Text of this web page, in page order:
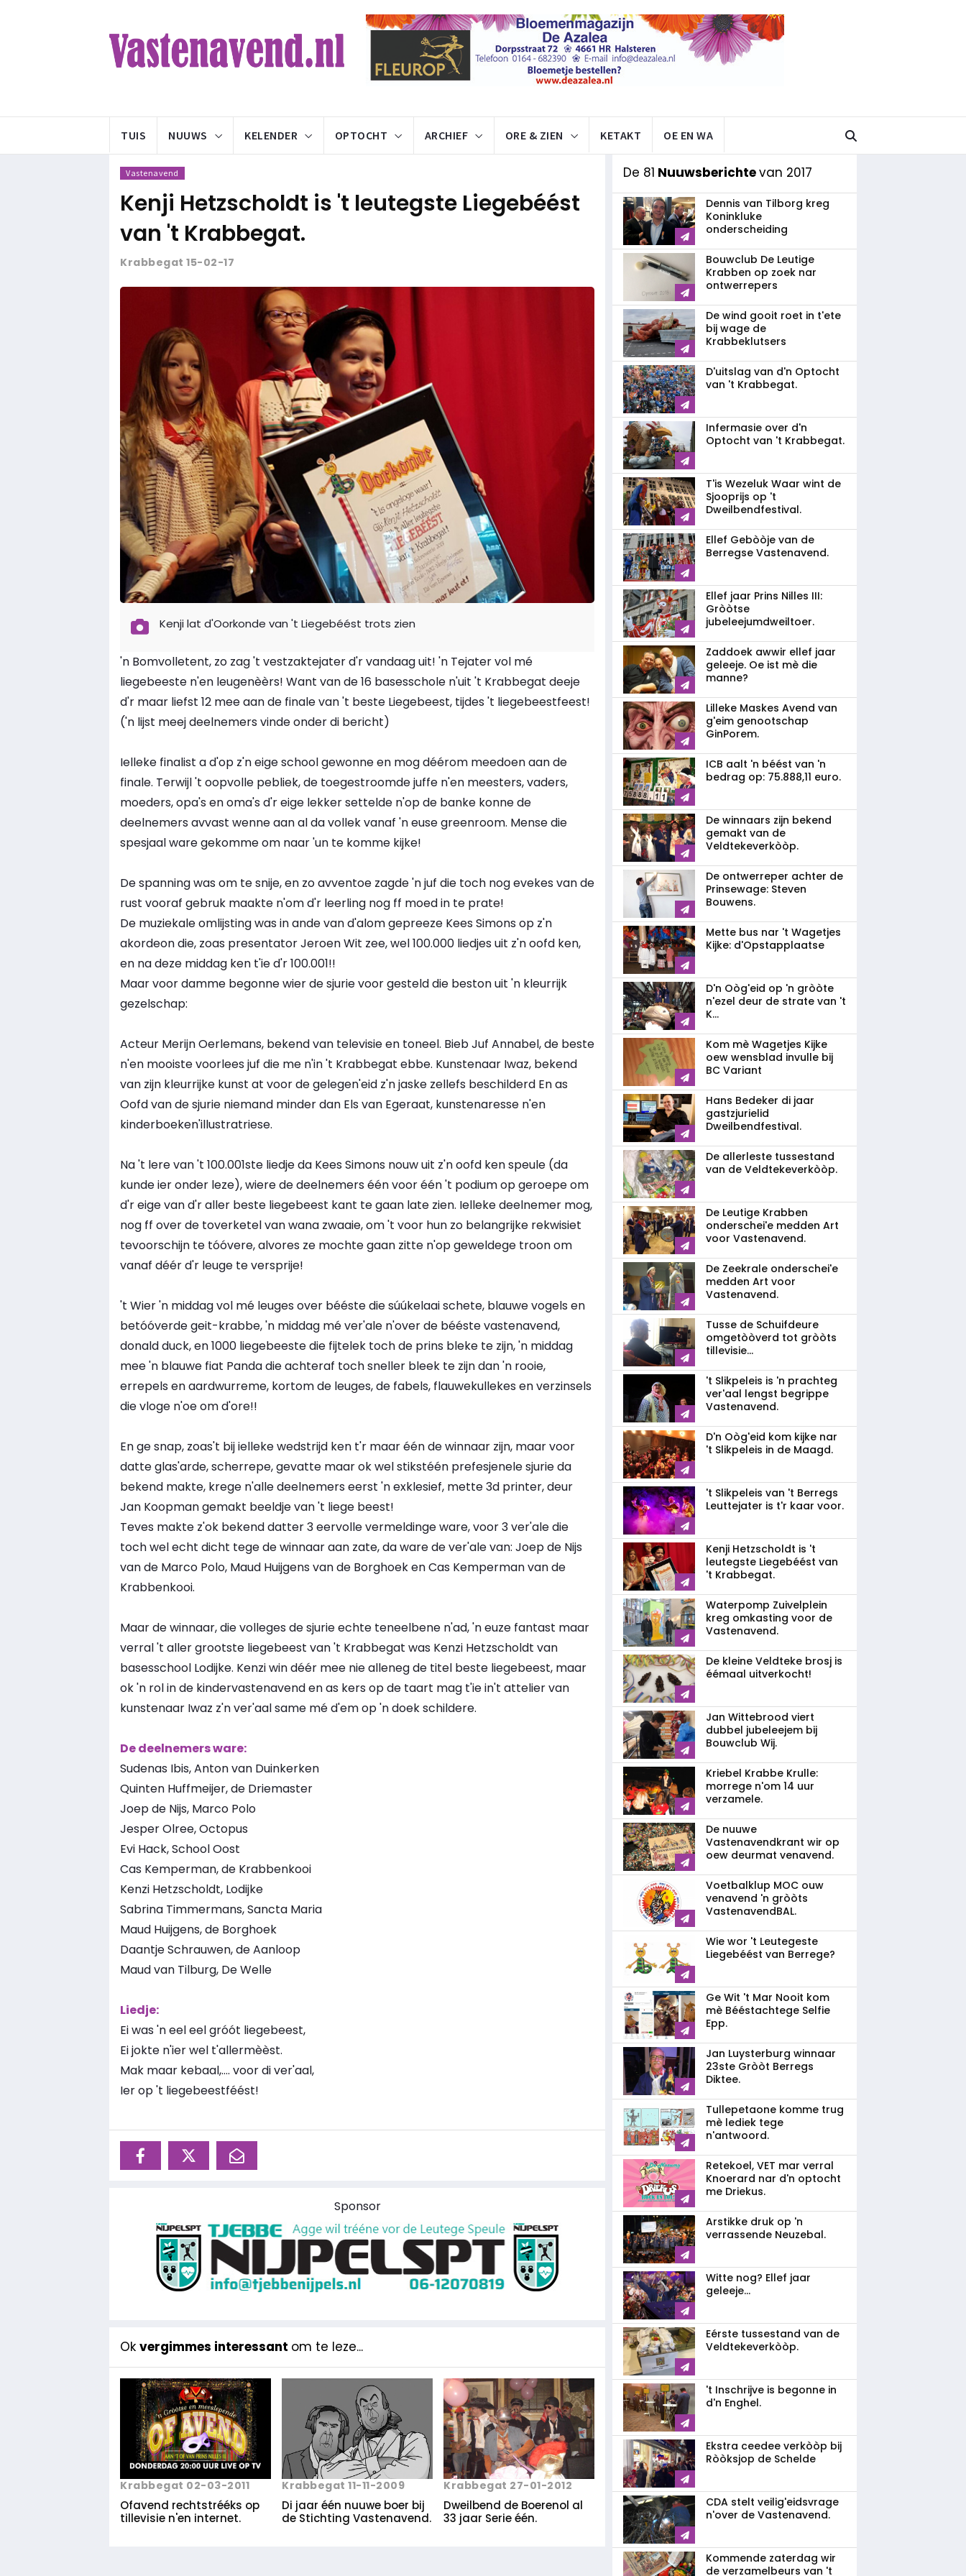
TUIS NUUWS KELENDER OPTOCHT ARCHIEF ORE & ZIEN KETAKT OE EN WA
Vastenavend
Kenji Hetzscholdt is 't leutegste Liegebéést
van 't Krabbegat.
Krabbegat 15-02-17
Kenji lat d'Oorkonde van 't Liegebéést trots zien
'n Bomvolletent, zo zag 't vestzaktejater d'r vandaag uit! 'n Tejater vol mé
liegebeeste n'en leugenèèrs! Want van de 16 basesschole n'uit 't Krabbegat deeje
d'r maar liefst 12 mee aan de finale van 't beste Liegebeest, tijdes 't liegebeestfeest!
('n lijst meej deelnemers vinde onder di bericht)
Ielleke finalist a d'op z'n eige school gewonne en mog déérom meedoen aan de
finale. Terwijl 't oopvolle pebliek, de toegestroomde juffe n'en meesters, vaders,
moeders, opa's en oma's d'r eige lekker settelde n'op de banke konne de
deelnemers avvast wenne aan al da vollek vanaf 'n euse greenroom. Mense die
spesjaal ware gekomme om naar 'un te komme kijke!
De spanning was om te snije, en zo avventoe zagde 'n juf die toch nog evekes van de
rust vooraf gebruk maakte n'om d'r leerling nog ff moed in te prate!
De muziekale omlijsting was in ande van d'alom gepreeze Kees Simons op z'n
akordeon die, zoas presentator Jeroen Wit zee, wel 100.000 liedjes uit z'n oofd ken,
en na deze middag ken t'ie d'r 100.001!!
Maar voor damme begonne wier de sjurie voor gesteld die beston uit 'n kleurrijk
gezelschap:
Acteur Merijn Oerlemans, bekend van televisie en toneel. Bieb Juf Annabel, de beste
n'en mooiste voorlees juf die me n'in 't Krabbegat ebbe. Kunstenaar Iwaz, bekend
van zijn kleurrijke kunst at voor de gelegen'eid z'n jaske zellefs beschilderd En as
Oofd van de sjurie niemand minder dan Els van Egeraat, kunstenaresse n'en
kinderboeken'illustratriese.
Na 't lere van 't 100.001ste liedje da Kees Simons nouw uit z'n oofd ken speule (da
kunde ier onder leze), wiere de deelnemers één voor één 't podium op geroepe om
d'r eige van d'r aller beste liegebeest kant te gaan late zien. Ielleke deelnemer mog,
nog ff over de toverketel van wana zwaaie, om 't voor hun zo belangrijke rekwisiet
tevoorschijn te tóóvere, alvores ze mochte gaan zitte n'op geweldege troon om
vanaf déér d'r leuge te versprije!
't Wier 'n middag vol mé leuges over bééste die súúkelaai schete, blauwe vogels en
betóóverde geit-krabbe, 'n middag mé ver'ale n'over de bééste vastenavend,
donald duck, en 1000 liegebeeste die fijtelek toch de prins bleke te zijn, 'n middag
mee 'n blauwe fiat Panda die achteraf toch sneller bleek te zijn dan 'n rooie,
errepels en aardwurreme, kortom de leuges, de fabels, flauwekullekes en verzinsels
die vloge n'oe om d'ore!!
En ge snap, zoas't bij ielleke wedstrijd ken t'r maar één de winnaar zijn, maar voor
datte glas'arde, scherrepe, gevatte maar ok wel stikstéén prefesjenele sjurie da
bekend makte, krege n'alle deelnemers eerst 'n exklesief, mette 3d printer, deur
Jan Koopman gemakt beeldje van 't liege beest!
Teves makte z'ok bekend datter 3 eervolle vermeldinge ware, voor 3 ver'ale die
toch wel echt dicht tege de winnaar aan zate, da ware de ver'ale van: Joep de Nijs
van de Marco Polo, Maud Huijgens van de Borghoek en Cas Kemperman van de
Krabbenkooi.
Maar de winnaar, die volleges de sjurie echte teneelbene n'ad, 'n euze fantast maar
verral 't aller grootste liegebeest van 't Krabbegat was Kenzi Hetzscholdt van
basesschool Lodijke. Kenzi win déér mee nie alleneg de titel beste liegebeest, maar
ok 'n rol in de kindervastenavend en as kers op de taart mag t'ie in't attelier van
kunstenaar Iwaz z'n ver'aal same mé d'em op 'n doek schildere.
De deelnemers ware:
Sudenas Ibis, Anton van Duinkerken
Quinten Huffmeijer, de Driemaster
Joep de Nijs, Marco Polo
Jesper Olree, Octopus
Evi Hack, School Oost
Cas Kemperman, de Krabbenkooi
Kenzi Hetzscholdt, Lodijke
Sabrina Timmermans, Sancta Maria
Maud Huijgens, de Borghoek
Daantje Schrauwen, de Aanloop
Maud van Tilburg, De Welle
Liedje:
Ei was 'n eel eel gróót liegebeest,
Ei jokte n'ier wel t'allermèèst.
Mak maar kebaal,…. voor di ver'aal,
Ier op 't liegebeestféést!
Sponsor
Ok vergimmes interessant om te leze...
Krabbegat 02-03-2011
Ofavend rechtstrééks op
tillevisie n'en internet.
Krabbegat 11-11-2009
Di jaar één nuuwe boer bij
de Stichting Vastenavend.
Krabbegat 27-01-2012
Dweilbend de Boerenol al
33 jaar Serie één.
De 81 Nuuwsberichtevan 2017
Dennis van Tilborg kreg
Koninkluke
onderscheiding
Bouwclub De Leutige
Krabben op zoek nar
ontwerrepers
De wind gooit roet in t'ete
bij wage de
Krabbeklutsers
D'uitslag van d'n Optocht
van 't Krabbegat.
Infermasie over d'n
Optocht van 't Krabbegat.
T'is Wezeluk Waar wint de
Sjooprijs op 't
Dweilbendfestival.
Ellef Gebòòje van de
Berregse Vastenavend.
Ellef jaar Prins Nilles III:
Gròòtse
jubeleejumdweiltoer.
Zaddoek awwir ellef jaar
geleeje. Oe ist mè die
manne?
Lilleke Maskes Avend van
g'eim genootschap
GinPorem.
ICB aalt 'n béést van 'n
bedrag op: 75.888,11 euro.
De winnaars zijn bekend
gemakt van de
Veldtekeverkòòp.
De ontwerreper achter de
Prinsewage: Steven
Bouwens.
Mette bus nar 't Wagetjes
Kijke: d'Opstapplaatse
D'n Oòg'eid op 'n gròòte
n'ezel deur de strate van 't
K...
Kom mè Wagetjes Kijke
oew wensblad invulle bij
BC Variant
Hans Bedeker di jaar
gastzjurielid
Dweilbendfestival.
De allerleste tussestand
van de Veldtekeverkòòp.
De Leutige Krabben
onderschei'e medden Art
voor Vastenavend.
De Zeekrale onderschei'e
medden Art voor
Vastenavend.
Tusse de Schuifdeure
omgetòòverd tot gròòts
tillevisie...
't Slikpeleis is 'n prachteg
ver'aal lengst begrippe
Vastenavend.
D'n Oòg'eid kom kijke nar
't Slikpeleis in de Maagd.
't Slikpeleis van 't Berregs
Leuttejater is t'r kaar voor.
Kenji Hetzscholdt is 't
leutegste Liegebéést van
't Krabbegat.
Waterpomp Zuivelplein
kreg omkasting voor de
Vastenavend.
De kleine Veldteke brosj is
éémaal uitverkocht!
Jan Wittebrood viert
dubbel jubeleejem bij
Bouwclub Wij.
Kriebel Krabbe Krulle:
morrege n'om 14 uur
verzamele.
De nuuwe
Vastenavendkrant wir op
oew deurmat venavend.
Voetbalklup MOC ouw
venavend 'n gròòts
VastenavendBAL.
Wie wor 't Leutegeste
Liegebéést van Berrege?
Ge Wit 't Mar Nooit kom
mè Bééstachtege Selfie
Epp.
Jan Luysterburg winnaar
23ste Gròòt Berregs
Diktee.
Tullepetaone komme trug
mè lediek tege
n'antwoord.
Retekoel, VET mar verral
Knoerard nar d'n optocht
me Driekus.
Arstikke druk op 'n
verrassende Neuzebal.
Witte nog? Ellef jaar
geleeje...
Eérste tussestand van de
Veldtekeverkòòp.
't Inschrijve is begonne in
d'n Enghel.
Ekstra ceedee verkòòp bij
Ròòksjop de Schelde
CDA stelt veilig'eidsvrage
n'over de Vastenavend.
Kommende zaterdag wir
de verzamelbeurs van 't